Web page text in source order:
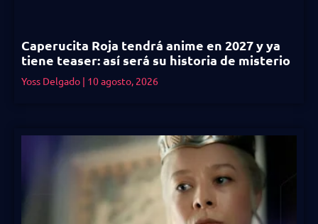
Caperucita Roja tendrá anime en 2027 y ya
tiene teaser: así será su historia de misterio
Yoss Delgado 10 agosto, 2026